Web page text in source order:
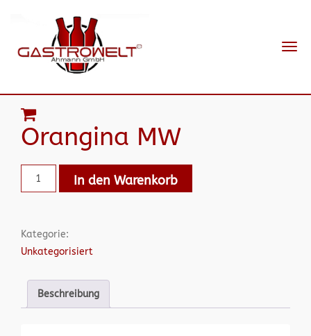
Orangina MW
In den Warenkorb
Kategorie:
Unkategorisiert
Beschreibung